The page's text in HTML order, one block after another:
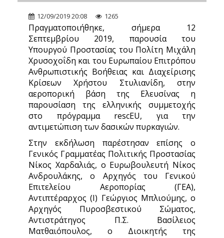
12/09/2019 20:08 1265
Πραγματοποιήθηκε, σήμερα 12
Σεπτεμβρίου 2019, παρουσία του
Υπουργού Προστασίας του Πολίτη Μιχάλη
Χρυσοχοΐδη και του Ευρωπαίου Επιτρόπου
Ανθρωπιστικής Βοήθειας και Διαχείρισης
Κρίσεων Χρήστου Στυλιανίδη, στην
αεροπορική βάση της Ελευσίνας η
παρουσίαση της ελληνικής συμμετοχής
στο πρόγραμμα rescEU, για την
αντιμετώπιση των δασικών πυρκαγιών.
Στην εκδήλωση παρέστησαν επίσης ο
Γενικός Γραμματέας Πολιτικής Προστασίας
Νίκος Χαρδαλιάς, ο Ευρωβουλευτή Νίκος
Ανδρουλάκης, ο Αρχηγός του Γενικού
Επιτελείου Αεροπορίας (ΓΕΑ),
Αντιπτέραρχος (Ι) Γεώργιος Μπλιούμης, ο
Αρχηγός Πυροσβεστικού Σώματος,
Αντιστράτηγος Π.Σ. Βασίλειος
Ματθαιόπουλος, ο Διοικητής της